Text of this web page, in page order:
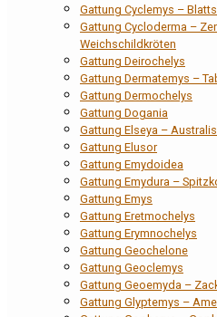
Gattung Cyclemys –
Gattung Cycloderma –
Weichschildkröten
Gattung Deirochelys
Gattung Dermatemys –
Gattung Dermochelys
Gattung Dogania
Gattung Elseya –
Gattung Elusor
Gattung Emydoidea
Gattung Emydura –
Gattung Emys
Gattung Eretmochelys
Gattung Erymnochelys
Gattung Geochelone
Gattung Geoclemys
Gattung Geoemyda –
Gattung Glyptemys –